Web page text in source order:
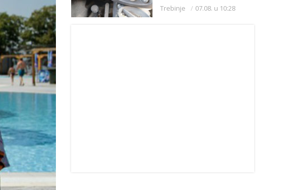
osoba uhapšena
Trebinje 07.08. u 10:28